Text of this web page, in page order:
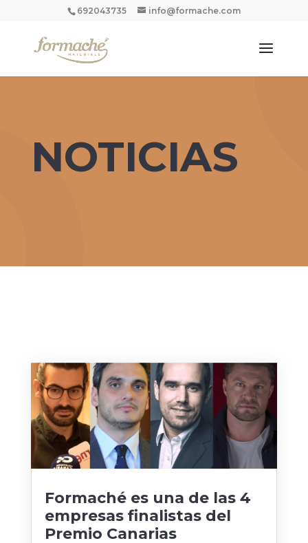
692043735 info@formache.com
NOTICIAS
Formaché es una de las 4
empresas finalistas del
Premio Canarias